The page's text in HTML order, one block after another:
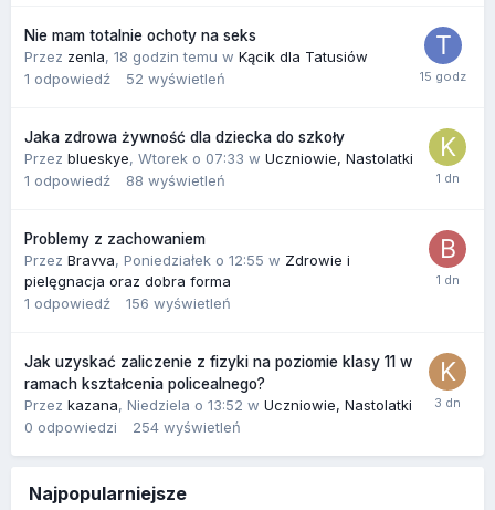
Nie mam totalnie ochoty na seks
Przez zenla, 18 godzin temu w Kącik dla Tatusiów
1 odpowiedź 52 wyświetleń
Jaka zdrowa żywność dla dziecka do szkoły
Przez blueskye, Wtorek o 07:33 w Uczniowie, Nastolatki
1 odpowiedź 88 wyświetleń
Problemy z zachowaniem
Przez Bravva, Poniedziałek o 12:55 w Zdrowie i
pielęgnacja oraz dobra forma
1 odpowiedź 156 wyświetleń
Jak uzyskać zaliczenie z fizyki na poziomie klasy 11 w
ramach kształcenia policealnego?
Przez kazana, Niedziela o 13:52 w Uczniowie, Nastolatki
0 odpowiedzi 254 wyświetleń
Najpopularniejsze